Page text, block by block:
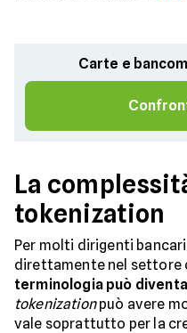
Carte e
La
tokenization
Per molti dirigenti
direttamente nel settore
terminologia può
tokenizationpuò avere
vale soprattutto per la